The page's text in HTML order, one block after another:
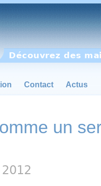
Découvrez des
Contact Actus
un